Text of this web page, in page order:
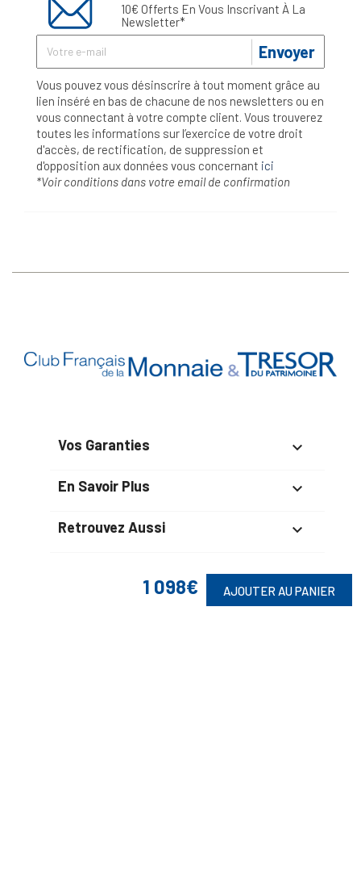
1 098€ AJOUTER AU PANIER
10€ Offerts En Vous Inscrivant À La
Newsletter*
Envoyer
Vous pouvez vous désinscrire à tout moment grâce au
lien inséré en bas de chacune de nos newsletters ou en
vous connectant à votre compte client. Vous trouverez
toutes les informations sur l’exercice de votre droit
d'accès, de rectification, de suppression et
d'opposition aux données vous concernant ici
*Voir conditions dans votre email de confirmation
Vos Garanties 
En Savoir Plus 
Retrouvez Aussi 
Suivez-Nous